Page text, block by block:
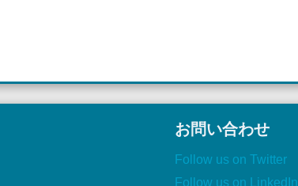
お問い合わせ
Follow us on Twitter
Follow us on LinkedIn